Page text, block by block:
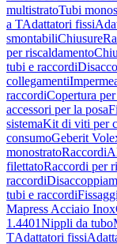
multistratoTubi
a TAdattatori fissi
smontabiliChiusure
per riscaldamento
tubi e raccordi
collegamenti
raccordiCopertura
accessori per la posa
sistemaKit di viti per
consumoGeberit
monostratoRaccordi
filettatoRaccordi per
raccordi
tubi e raccordi
Mapress Acciaio Inox
1.4401Nippli da tubo
TAdattatori fissi